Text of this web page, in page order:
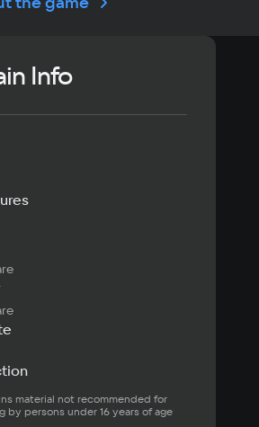
Info
material not recommended for
by persons under 16 years of age